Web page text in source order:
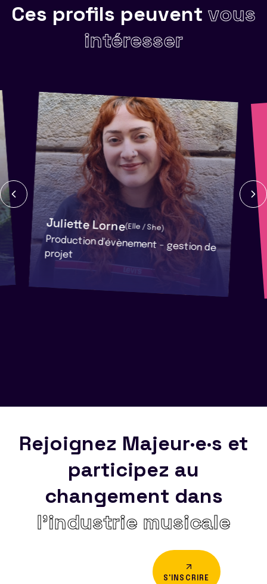
Ces profils peuvent vous
intéresser
Juliette Lorne(Elle / She)
Production d'évènement - gestion de
projet
Rejoignez Majeur·e·s et
participez au
changement dans
l’industrie musicale
S'INSCRIRE